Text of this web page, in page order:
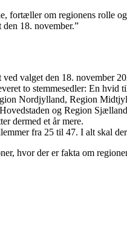
fortæller om regionens rolle
18. november.”
valget den 18. november
to stemmesedler: En
Nordjylland, Region
og Region
dermed et år mere.
fra 25 til 47. I alt skal
hvor der er fakta om